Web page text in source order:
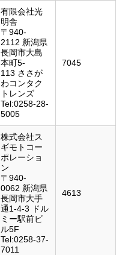
有限会社光
明舎
〒940-
2112 新潟県
長岡市大島
本町5-
113 ささが
わコンタク
トレンズ
Tel:0258-28-
5005
7045
株式会社ス
ギモトコー
ポレーショ
ン
〒940-
0062 新潟県
長岡市大手
通1-4-3 ドル
ミー駅前ビ
ル5F
Tel:0258-37-
7011
4613